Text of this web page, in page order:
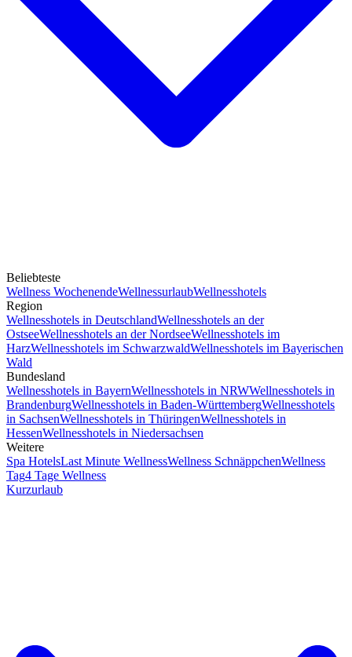
Beliebteste
Wellness WochenendeWellnessurlaubWellnesshotels
Region
Wellnesshotels in DeutschlandWellnesshotels an der
OstseeWellnesshotels an der NordseeWellnesshotels im
HarzWellnesshotels im SchwarzwaldWellnesshotels im Bayerischen
Wald
Bundesland
Wellnesshotels in BayernWellnesshotels in NRWWellnesshotels in
BrandenburgWellnesshotels in Baden-WürttembergWellnesshotels
in SachsenWellnesshotels in ThüringenWellnesshotels in
HessenWellnesshotels in Niedersachsen
Weitere
Spa HotelsLast Minute WellnessWellness SchnäppchenWellness
Tag4 Tage Wellness
Kurzurlaub